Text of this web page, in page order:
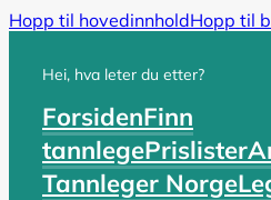
Hopp til hovedinnholdHopp til
Hei, hva leter du etter?
ForsidenFinn
tannlegePrislister
Tannleger Norge